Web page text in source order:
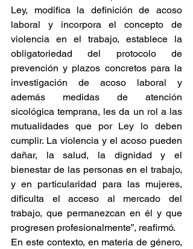
Ley, modifica la definición de acoso
laboral y incorpora el concepto de
violencia en el trabajo, establece la
obligatoriedad del protocolo de
prevención y plazos concretos para la
investigación de acoso laboral y
además medidas de atención
sicológica temprana, les da un rol a las
mutualidades que por Ley lo deben
cumplir. La violencia y el acoso pueden
dañar, la salud, la dignidad y el
bienestar de las personas en el trabajo,
y en particularidad para las mujeres,
dificulta el acceso al mercado del
trabajo, que permanezcan en él y que
progresen profesionalmente”, reafirmó.
En este contexto, en materia de género,